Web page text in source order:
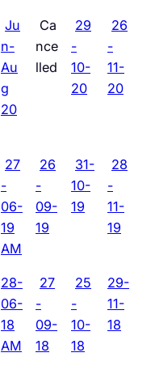
Ju
n-
Au
g
20
Ca
nce
lled
29
-
10-
20
26
-
11-
20
27
-
06-
19
AM
26
-
09-
19
31-
10-
19
28
-
11-
19
28-
06-
18
AM
27
-
09-
18
25
-
10-
18
29-
11-
18